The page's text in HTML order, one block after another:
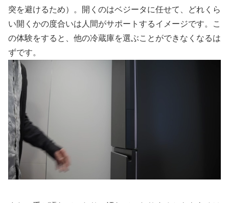
突を避けるため）。開くのはベジータに任せて、どれくら
い開くかの度合いは人間がサポートするイメージです。こ
の体験をすると、他の冷蔵庫を選ぶことができなくなるは
ずです。